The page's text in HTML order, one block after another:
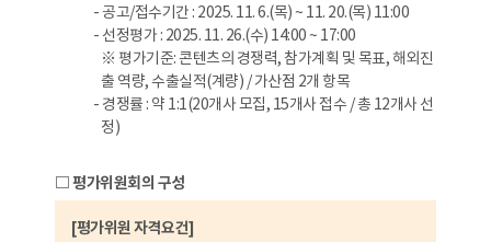
- 공고/접수기간 : 2025. 11. 6.(목) ~ 11. 20.(목) 11:00
- 선정평가 : 2025. 11. 26.(수) 14:00 ~ 17:00
※ 평가기준: 콘텐츠의 경쟁력, 참가계획 및 목표, 해외진
출 역량, 수출실적(계량) / 가산점 2개 항목
- 경쟁률 : 약 1:1(20개사 모집, 15개사 접수 / 총 12개사 선
정)
□ 평가위원회의 구성
[평가위원 자격요건]